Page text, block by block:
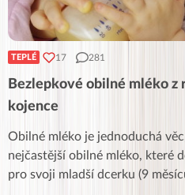
TEPLÉ 17 281
Bezlepkové obilné mléko z
kojence
Obilné mléko je jednoduchá
nejčastější obilné mléko, které
pro svoji mladší dcerku (9